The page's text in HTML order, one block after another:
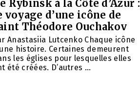
Rybinsk à la Côte d’Azur :
voyage d’une icône de
Théodore Ouchakov
Anastasiia Lutcenko Chaque icône
histoire. Certaines demeurent
les églises pour lesquelles elles
été créées. D’autres ...